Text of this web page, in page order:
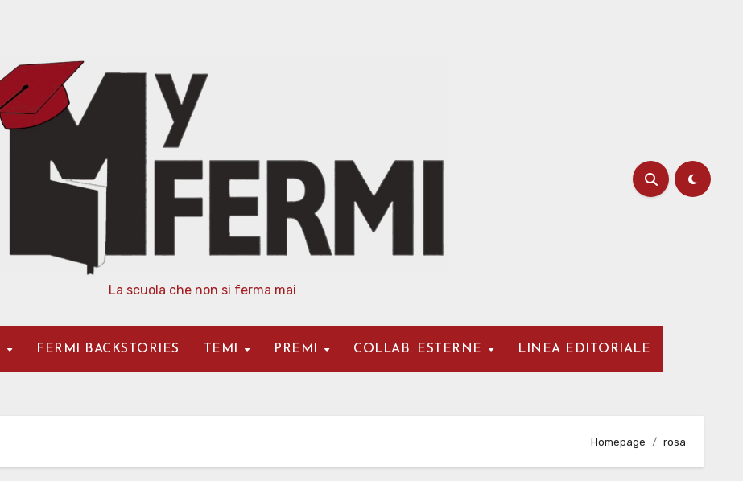
La scuola che non si ferma mai
FERMI BACKSTORIES TEMI PREMI COLLAB. ESTERNE LINEA EDITORIALE
Homepage rosa